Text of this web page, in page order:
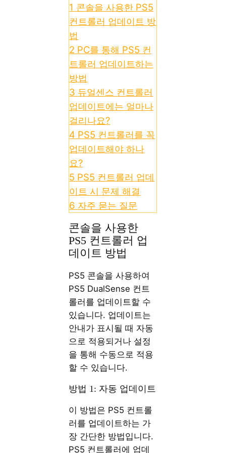
1 콘솔을 사용한 PS5
컨트롤러 업데이트 방
법
2 PC를 통해 PS5 컨
트롤러 업데이트하는
방법
3 듀얼센스 컨트롤러
업데이트에는 얼마나
걸리나요?
4 PS5 컨트롤러를 꼭
업데이트해야 하나
요?
5 PS5 컨트롤러 업데
이트 시 문제 해결
6 자주 묻는 질문
콘솔을 사용한
PS5 컨트롤러 업
데이트 방법
PS5 콘솔을 사용하여
PS5 DualSense 컨트
롤러를 업데이트할 수
있습니다. 업데이트는
안내가 표시될 때 자동
으로 적용되거나 설정
을 통해 수동으로 적용
할 수 있습니다.
방법 1: 자동 업데이트
이 방법은 PS5 컨트롤
러를 업데이트하는 가
장 간단한 방법입니다.
PS5 컨트롤러에 업데